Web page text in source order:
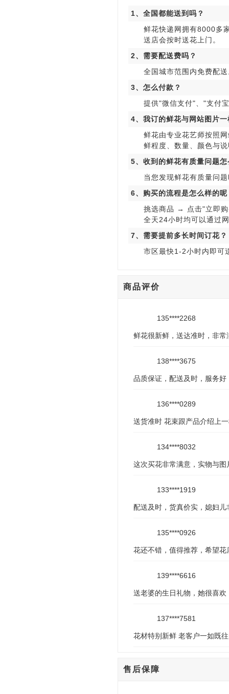
1、全国都能送到吗？
鲜花快递网拥有8000多
送店会按时送花上门。
2、需要配送费吗？
全国城市范围内免费配
3、怎么付款？
提供"微信支付"、"支付
4、我订的鲜花与网站图片
鲜花由专业花艺师按照
鲜程度、数量、颜色与
5、收到的鲜花有质量问题
当您发现鲜花有质量问
6、购买的流程是怎么样的呢
挑选商品 → 点击"立即
全天24小时均可以通过
7、需要提前多长时间订花？
市区最快1-2小时内即可
商品评价
135****2268
鲜花很新鲜，送达准时，非常
138****3675
品质保证，配送及时，服务好
136****0289
送货准时 花束跟产品介绍上
134****8032
这次买花非常满意，实物与
133****1919
配送及时，货真价实，媳妇
135****0926
花还不错，值得推荐，希望花
139****6616
送老婆的生日礼物，她很喜欢
137****7581
花材特别新鲜 老客户一如既
售后保障